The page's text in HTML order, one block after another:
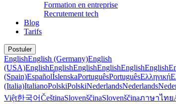
Formation en entreprise
Recrutement tech
Blog
Tarifs
Postuler
EnglishEnglish (Germany)English
(USA)EnglishEnglishEnglishEnglishEnglishEnglish
(Spain)EspañolÍslenskaPortuguêsPortuguêsΕλληνική
(Italia)ItalianoPolskiPolskiNederlandsNederlands
Việt한국어ČeštinaSlovenščinaSlovenščinaภาษาไทย